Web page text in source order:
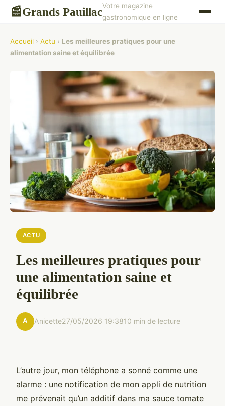
📰Grands PauillacVotre magazine
gastronomique en ligne
Accueil › Actu › Les meilleures pratiques pour une
alimentation saine et équilibrée
ACTU
Les meilleures pratiques pour
une alimentation saine et
équilibrée
A Anicette27/05/2026 19:3810 min de lecture
L’autre jour, mon téléphone a sonné comme une
alarme : une notification de mon appli de nutrition
me prévenait qu’un additif dans ma sauce tomate